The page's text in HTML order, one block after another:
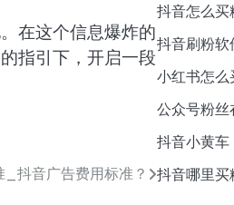
在这个信息爆炸的
指引下，开启一段
抖音广告费用标准？
抖音怎么买
抖音刷粉软
小红书怎么
公众号粉
抖音小黄车
抖音哪里买